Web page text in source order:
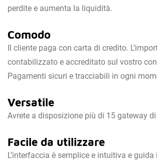
perdite e aumenta la liquidità.
Comodo
Il cliente paga con carta di credito.
contabilizzato e accreditato sul vostro
Pagamenti sicuri e tracciabili in ogni
Versatile
Avrete a disposizione più di 15 gateway
Facile da utilizzare
L’interfaccia è semplice e intuitiva e